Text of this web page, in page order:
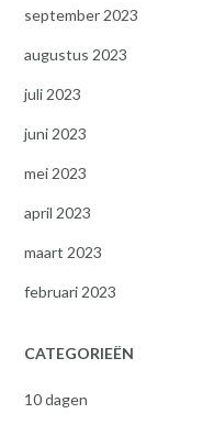
september 2023
augustus 2023
juli 2023
juni 2023
mei 2023
april 2023
maart 2023
februari 2023
CATEGORIEËN
10 dagen